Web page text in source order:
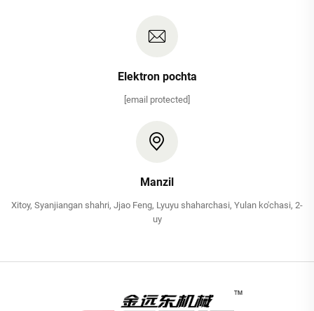
Elektron pochta
[email protected]
Manzil
Xitoy, Syanjiangan shahri, Jjao Feng, Lyuyu shaharchasi, Yulan ko'chasi, 2-
uy